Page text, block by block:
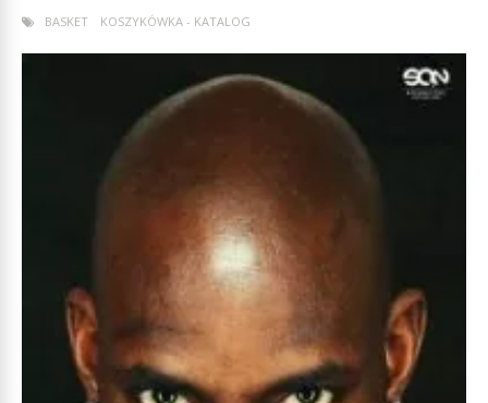
BASKET
KOSZYKÓWKA - KATALOG